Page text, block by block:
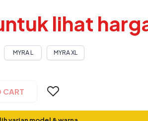
lihat
MYRA L MYRA XL
CART